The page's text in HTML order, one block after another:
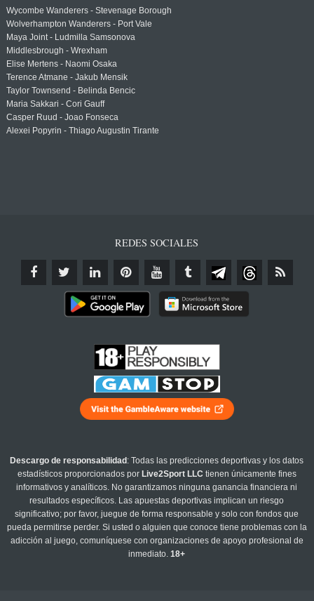
Wycombe Wanderers - Stevenage Borough
Wolverhampton Wanderers - Port Vale
Maya Joint - Ludmilla Samsonova
Middlesbrough - Wrexham
Elise Mertens - Naomi Osaka
Terence Atmane - Jakub Mensik
Taylor Townsend - Belinda Bencic
Maria Sakkari - Cori Gauff
Casper Ruud - Joao Fonseca
Alexei Popyrin - Thiago Augustin Tirante
REDES SOCIALES
Descargo de responsabilidad : Todas las predicciones deportivas y los datos
estadísticos proporcionados por Live2Sport LLC tienen únicamente fines
informativos y analíticos. No garantizamos ninguna ganancia financiera ni
resultados específicos. Las apuestas deportivas implican un riesgo
significativo; por favor, juegue de forma responsable y solo con fondos que
pueda permitirse perder. Si usted o alguien que conoce tiene problemas con la
adicción al juego, comuníquese con organizaciones de apoyo profesional de
inmediato.18+